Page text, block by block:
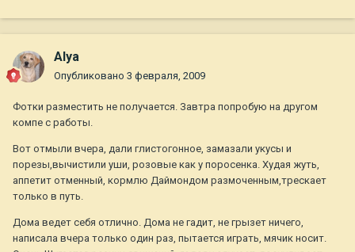
Alya
Опубликовано 3 февраля, 2009
Фотки разместить не получается. Завтра попробую на другом
компе с работы.
Вот отмыли вчера, дали глистогонное, замазали укусы и
порезы,вычистили уши, розовые как у поросенка. Худая жуть,
аппетит отменный, кормлю Даймондом размоченным,трескает
только в путь.
Дома ведет себя отлично. Дома не гадит, не грызет ничего,
написала вчера только один раз, пытается играть, мячик носит.